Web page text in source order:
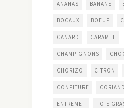
ANANAS BANANE
BOCAUX BOEUF
CANARD CARAMEL
CHAMPIGNONS
CHORIZO CITRON
CONFITURE
ENTREMET FOIE